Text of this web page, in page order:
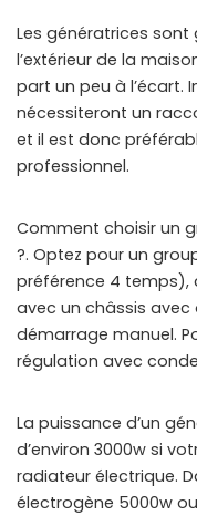
Les génératrices
l’extérieur de la
part un peu à l’écart.
nécessiteront un
et il est donc
professionnel.
Comment choisir un
?. Optez pour un
préférence 4 temps),
avec un châssis
démarrage manuel.
régulation avec
La puissance d’un
d’environ 3000w si
radiateur électrique.
électrogène 5000w